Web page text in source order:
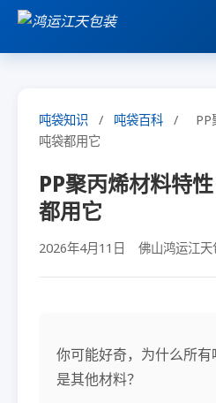
吨袋知识 / 吨袋百科 /
PP
吨袋都用它
PP聚丙烯材料特
都用它
2026年4月11日 佛山鸿运江天
你可能好奇，为什么所
是其他材料？